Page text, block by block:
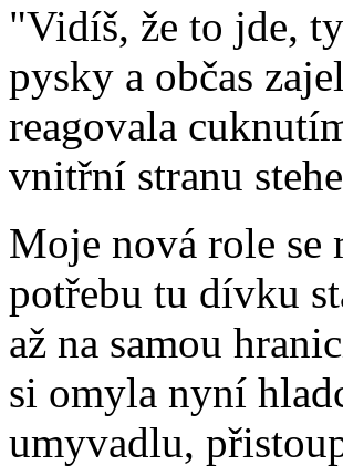
"Vidíš, že to jde,
pysky a občas
reagovala
vnitřní stranu
Moje nová role
potřebu tu dívku
až na samou
si omyla nyní
umyvadlu,